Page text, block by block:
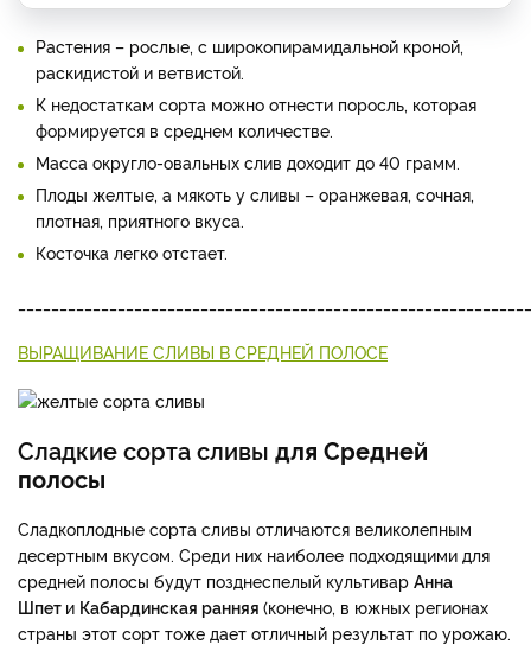
Растения – рослые, с широкопирамидальной кроной,
раскидистой и ветвистой.
К недостаткам сорта можно отнести поросль, которая
формируется в среднем количестве.
Масса округло-овальных слив доходит до 40 грамм.
Плоды желтые, а мякоть у сливы – оранжевая, сочная,
плотная, приятного вкуса.
Косточка легко отстает.
ВЫРАЩИВАНИЕ СЛИВЫ В СРЕДНЕЙ ПОЛОСЕ
Сладкие сорта сливы для Средней
полосы
Сладкоплодные сорта сливы отличаются великолепным
десертным вкусом. Среди них наиболее подходящими для
средней полосы будут позднеспелый культивар Анна
Шпет и Кабардинская ранняя (конечно, в южных регионах
страны этот сорт тоже дает отличный результат по урожаю.